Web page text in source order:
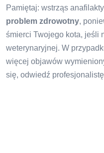
Pamiętaj: wstrząs
problem zdrowotny,
śmierci Twojego kota, jeśli
weterynaryjnej. W
więcej objawów
się, odwiedź